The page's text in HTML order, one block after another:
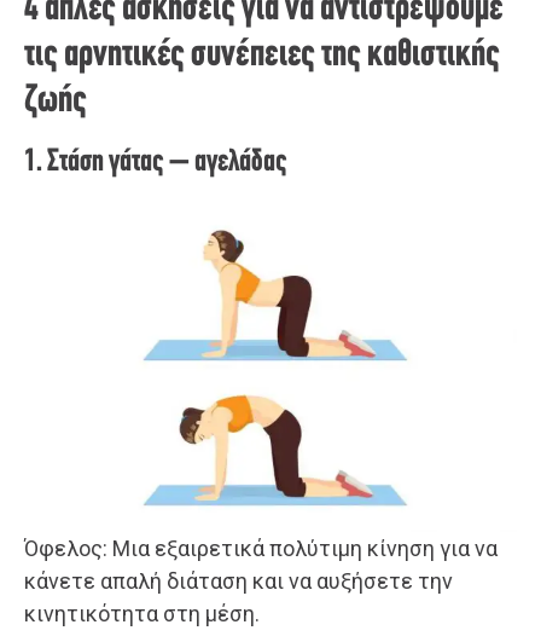
4 απλές ασκήσεις για να αντιστρέψουμε
τις αρνητικές συνέπειες της καθιστικής
ζωής
1. Στάση γάτας – αγελάδας
Όφελος: Μια εξαιρετικά πολύτιμη κίνηση για να
κάνετε απαλή διάταση και να αυξήσετε την
κινητικότητα στη μέση.